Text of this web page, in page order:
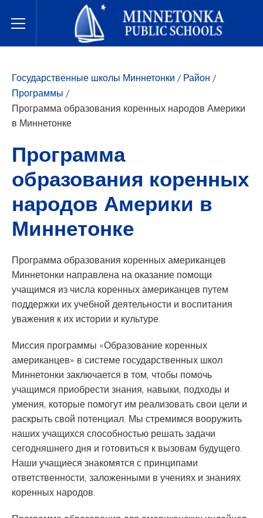
Toggle Menu
Государственные школы Миннетонки
Государственные школы Миннетонки / Район /
Программы /
Программа образования коренных народов Америки
в Миннетонке
Программа
образования коренных
народов Америки в
Миннетонке
Программа образования коренных американцев
Миннетонки направлена на оказание помощи
учащимся из числа коренных американцев путем
поддержки их учебной деятельности и воспитания
уважения к их истории и культуре.
Миссия программы «Образование коренных
американцев» в системе государственных школ
Миннетонки заключается в том, чтобы помочь
учащимся приобрести знания, навыки, подходы и
умения, которые помогут им реализовать свои цели и
раскрыть свой потенциал. Мы стремимся вооружить
наших учащихся способностью решать задачи
сегодняшнего дня и готовиться к вызовам будущего.
Наши учащиеся знакомятся с принципами
ответственности, заложенными в учениях и знаниях
коренных народов.